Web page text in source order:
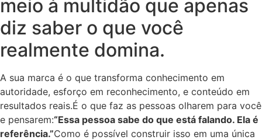
meio à multidão que apenas
diz saber o que você
realmente domina.
A sua marca é o que transforma conhecimento em
autoridade, esforço em reconhecimento, e conteúdo em
resultados reais.É o que faz as pessoas olharem para você
e pensarem:“Essa pessoa sabe do que está falando. Ela é
referência.”Como é possível construir isso em uma única